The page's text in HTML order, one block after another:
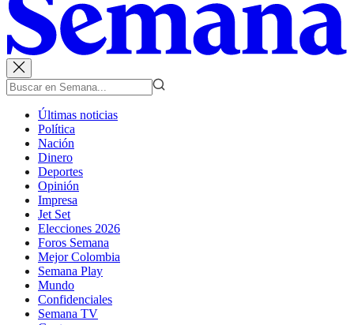
Últimas noticias
Política
Nación
Dinero
Deportes
Opinión
Impresa
Jet Set
Elecciones 2026
Foros Semana
Mejor Colombia
Semana Play
Mundo
Confidenciales
Semana TV